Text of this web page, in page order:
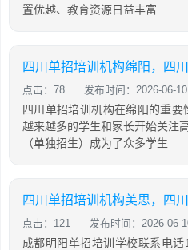
置优越、教育资源日益丰富
四川单招培训机构绵阳，四
点击：78 发布时间：2026-06-10
四川单招培训机构在绵阳的重要
越来越多的学生和家长开始关注
（单独招生）成为了众多学生
四川单招培训机构美思，四
点击：121 发布时间：2026-06-
成都明阳单招培训学校联系电话